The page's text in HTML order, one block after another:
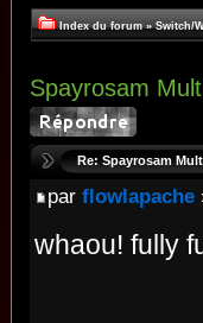
Index du forum » Switch/
Spayrosam
Re: Spayrosam
par flowlapache
whaou! fully